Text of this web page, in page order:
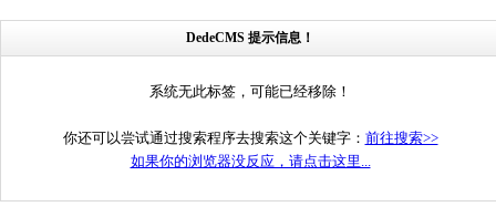
DedeCMS 提示信息！
系统无此标签，可能已经移除！
你还可以尝试通过搜索程序去搜索这个关键字： 前往搜索>>
如果你的浏览器没反应，请点击这里...